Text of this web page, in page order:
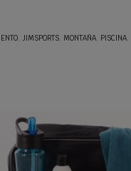
, JIMSPORTS, MONTAÑA, PISCINA,